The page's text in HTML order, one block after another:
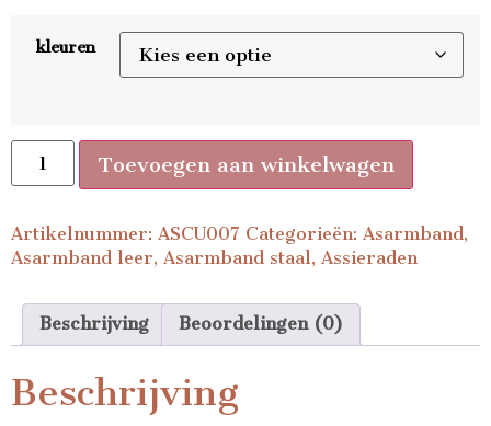
kleuren
Toevoegen aan winkelwagen
Artikelnummer: ASCU007 Categorieën: Asarmband ,
Asarmband leer, Asarmband staal , Assieraden
Beschrijving Beoordelingen (0)
Beschrijving